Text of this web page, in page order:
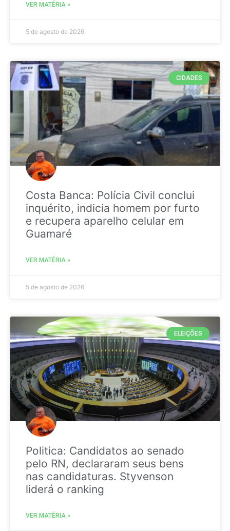
VER MATÉRIA »
5 de agosto de 2026
CIDADES
Costa Banca: Polícia Civil conclui
inquérito, indicia homem por furto
e recupera aparelho celular em
Guamaré
VER MATÉRIA »
5 de agosto de 2026
ELEIÇÕES
Politica: Candidatos ao senado
pelo RN, declararam seus bens
nas candidaturas. Styvenson
liderá o ranking
VER MATÉRIA »